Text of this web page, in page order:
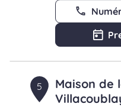
5
Maison de